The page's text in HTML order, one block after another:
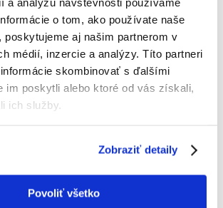
o tom, ako používate naše
poskytujeme aj našim partnerom v
médií, inzercie a analýzy. Títo partneri
skombinovať s ďalšími
im poskytli alebo ktoré od vás získali,
ich služby.
Zobraziť detaily
Povoliť všetko
lekárom a diéta je založená na
stavu.
najlepšiemu životu. Suché krmivo pre psov s
DIET Metabolic Weight
Hill‘s je klinicky overená výživa, ktorá
znížiť hmotnosť a následne si ju udržať.
hmotnosti: psy chudnú bez nadmerného
pomáha udržiavať psy sýte a spokojné
schopnosť psa spaľovať tuky